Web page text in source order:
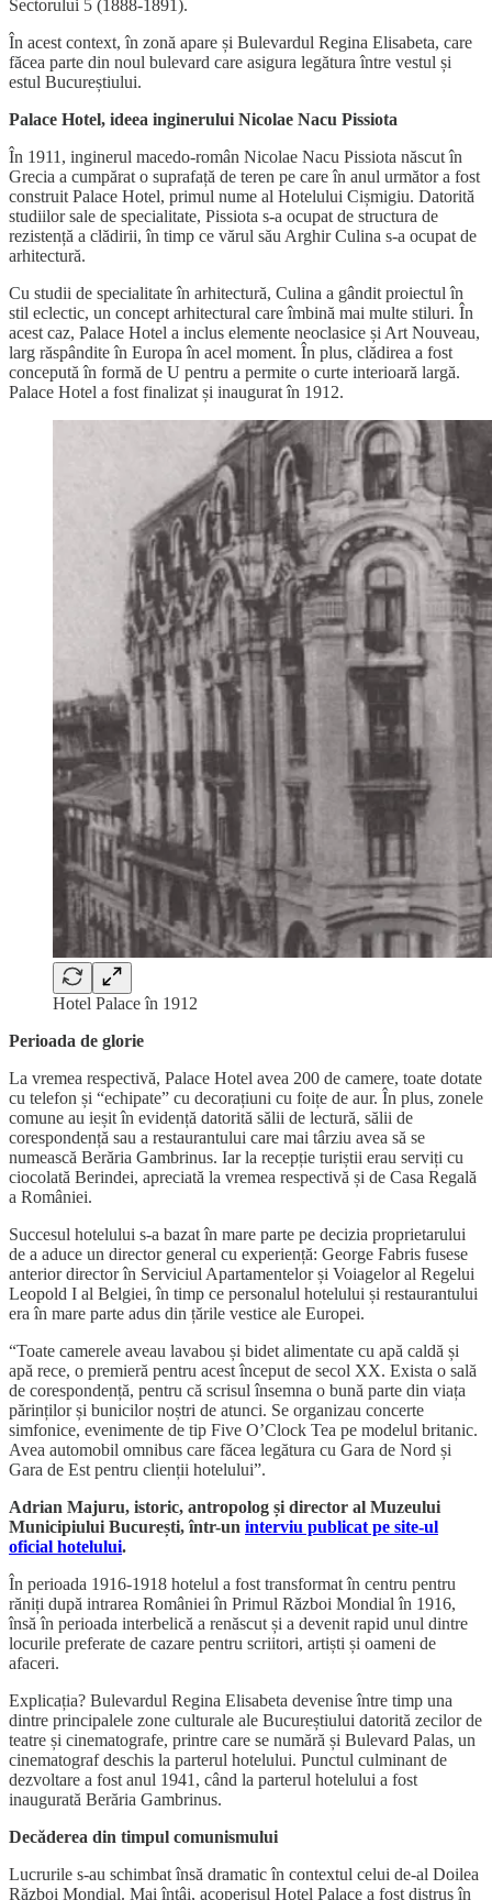
Sectorului 5 (1888-1891).
În acest context, în zonă apare și Bulevardul Regina Elisabeta, care
făcea parte din noul bulevard care asigura legătura între vestul și
estul Bucureștiului.
Palace Hotel, ideea inginerului Nicolae Nacu Pissiota
În 1911, inginerul macedo-român Nicolae Nacu Pissiota născut în
Grecia a cumpărat o suprafață de teren pe care în anul următor a fost
construit Palace Hotel, primul nume al Hotelului Cișmigiu. Datorită
studiilor sale de specialitate, Pissiota s-a ocupat de structura de
rezistență a clădirii, în timp ce vărul său Arghir Culina s-a ocupat de
arhitectură.
Cu studii de specialitate în arhitectură, Culina a gândit proiectul în
stil eclectic, un concept arhitectural care îmbină mai multe stiluri. În
acest caz, Palace Hotel a inclus elemente neoclasice și Art Nouveau,
larg răspândite în Europa în acel moment. În plus, clădirea a fost
concepută în formă de U pentru a permite o curte interioară largă.
Palace Hotel a fost finalizat și inaugurat în 1912.
Hotel Palace în 1912
Perioada de glorie
La vremea respectivă, Palace Hotel avea 200 de camere, toate dotate
cu telefon și “echipate” cu decorațiuni cu foițe de aur. În plus, zonele
comune au ieșit în evidență datorită sălii de lectură, sălii de
corespondență sau a restaurantului care mai târziu avea să se
numească Berăria Gambrinus. Iar la recepție turiștii erau serviți cu
ciocolată Berindei, apreciată la vremea respectivă și de Casa Regală
a României.
Succesul hotelului s-a bazat în mare parte pe decizia proprietarului
de a aduce un director general cu experiență: George Fabris fusese
anterior director în Serviciul Apartamentelor și Voiagelor al Regelui
Leopold I al Belgiei, în timp ce personalul hotelului și restaurantului
era în mare parte adus din țările vestice ale Europei.
“Toate camerele aveau lavabou și bidet alimentate cu apă caldă și
apă rece, o premieră pentru acest început de secol XX. Exista o sală
de corespondență, pentru că scrisul însemna o bună parte din viața
părinților și bunicilor noștri de atunci. Se organizau concerte
simfonice, evenimente de tip Five O’Clock Tea pe modelul britanic.
Avea automobil omnibus care făcea legătura cu Gara de Nord și
Gara de Est pentru clienții hotelului”.
Adrian Majuru, istoric, antropolog și director al Muzeului
Municipiului București, într-un interviu publicat pe site-ul
oficial hotelului.
În perioada 1916-1918 hotelul a fost transformat în centru pentru
răniți după intrarea României în Primul Război Mondial în 1916,
însă în perioada interbelică a renăscut și a devenit rapid unul dintre
locurile preferate de cazare pentru scriitori, artiști și oameni de
afaceri.
Explicația? Bulevardul Regina Elisabeta devenise între timp una
dintre principalele zone culturale ale Bucureștiului datorită zecilor de
teatre și cinematografe, printre care se numără și Bulevard Palas, un
cinematograf deschis la parterul hotelului. Punctul culminant de
dezvoltare a fost anul 1941, când la parterul hotelului a fost
inaugurată Berăria Gambrinus.
Decăderea din timpul comunismului
Lucrurile s-au schimbat însă dramatic în contextul celui de-al Doilea
Război Mondial. Mai întâi, acoperișul Hotel Palace a fost distrus în